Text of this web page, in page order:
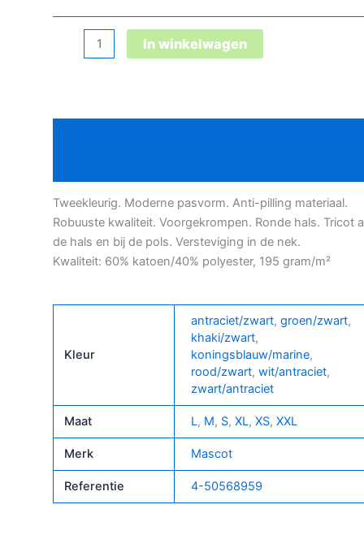
Unique
shirt
In winkelwagen
Tweekleurig. Moderne pasvorm. Anti-pilling materiaal.
Robuuste kwaliteit. Voorgekrompen. Ronde hals. Tricot
de hals en bij de pols. Versteviging in de nek.
Kwaliteit: 60% katoen/40% polyester, 195 gram/m²
Kleur
antraciet/zwart, groen/zwart,
khaki/zwart,
koningsblauw/marine,
rood/zwart, wit/antraciet,
zwart/antraciet
Maat L, M, S, XL, XS, XXL
Merk Mascot
Referentie 4-50568959